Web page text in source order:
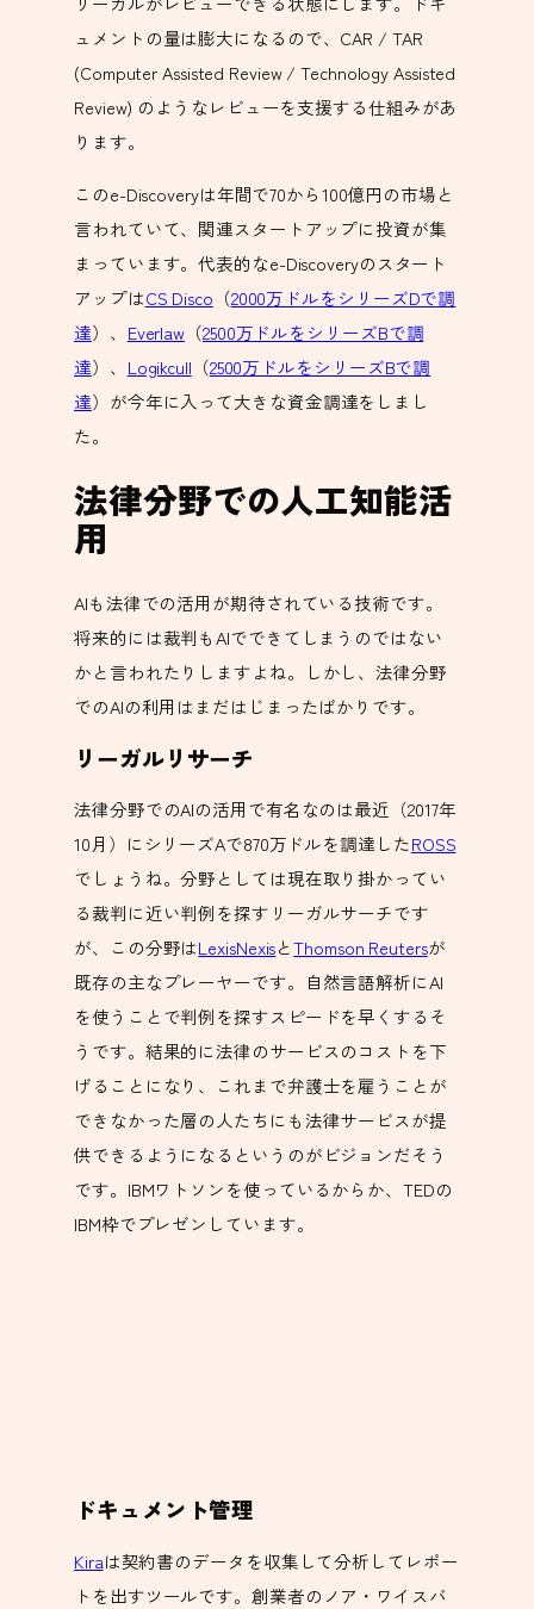
ュメントの量は膨大になるので、CAR / TAR
(Computer Assisted Review / Technology Assisted
Review) のようなレビューを支援する仕組みがあ
ります。
このe-Discoveryは年間で70から100億円の市場と
言われていて、関連スタートアップに投資が集
まっています。代表的なe-Discoveryのスタート
アップはCS Disco （2000万ドルをシリーズDで調
達）、 Everlaw （2500万ドルをシリーズBで調
達）、 Logikcull （2500万ドルをシリーズBで調
達）が今年に入って大きな資金調達をしまし
た。
法律分野での人工知能活
用
AIも法律での活用が期待されている技術です。
将来的には裁判もAIでできてしまうのではない
かと言われたりしますよね。しかし、法律分野
でのAIの利用はまだはじまったばかりです。
リーガルリサーチ
法律分野でのAIの活用で有名なのは最近（2017年
10月）にシリーズAで870万ドルを調達したROSS
でしょうね。分野としては現在取り掛かってい
る裁判に近い判例を探すリーガルサーチです
が、この分野はLexisNexisとThomson Reutersが
既存の主なプレーヤーです。自然言語解析にAI
を使うことで判例を探すスピードを早くするそ
うです。結果的に法律のサービスのコストを下
げることになり、これまで弁護士を雇うことが
できなかった層の人たちにも法律サービスが提
供できるようになるというのがビジョンだそう
です。IBMワトソンを使っているからか、TEDの
IBM枠でプレゼンしています。
ドキュメント管理
Kiraは契約書のデータを収集して分析してレポー
トを出すツールです。創業者のノア・ワイスバ